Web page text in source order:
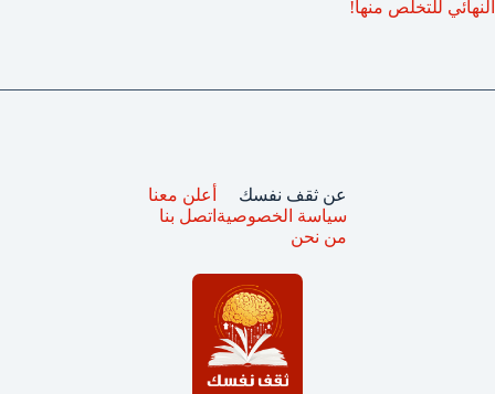
النهائي للتخلص منها!
عن ثقف نفسك
سياسة الخصوصية
من نحن
أعلن معنا
اتصل بنا